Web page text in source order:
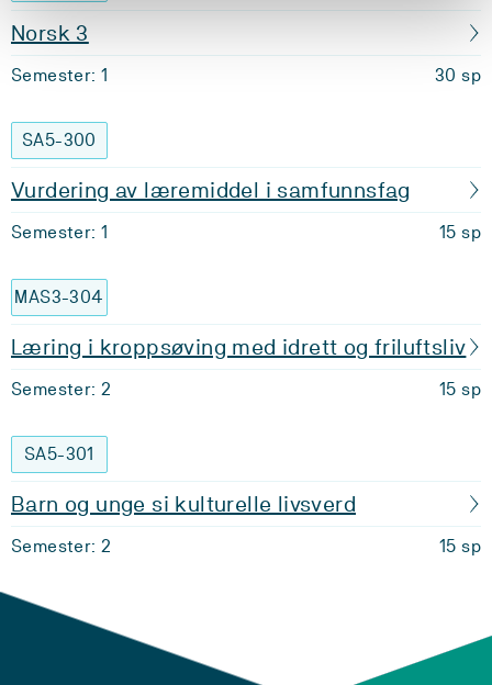
Norsk 3
Semester: 1 30 sp
SA5-300
Vurdering av læremiddel i samfunnsfag
Semester: 1 15 sp
MAS3-304
Læring i kroppsøving med idrett og friluftsliv
Semester: 2 15 sp
SA5-301
Barn og unge si kulturelle livsverd
Semester: 2 15 sp